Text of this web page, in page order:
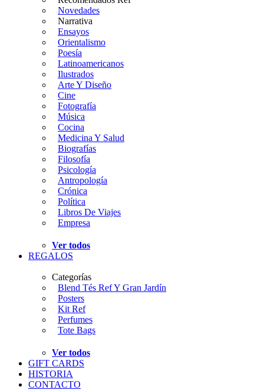
Novedades
Narrativa
Ensayos
Orientalismo
Poesía
Latinoamericanos
Ilustrados
Arte Y Diseño
Cine
Fotografía
Música
Cocina
Medicina Y Salud
Biografías
Filosofía
Psicología
Antropología
Crónica
Política
Libros De Viajes
Empresa
Ver todos
REGALOS
Categorías
Blend Tés Ref Y Gran Jardín
Posters
Kit Ref
Perfumes
Tote Bags
Ver todos
GIFT CARDS
HISTORIA
CONTACTO